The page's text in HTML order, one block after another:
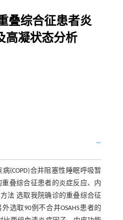
叠综合征患者炎
高凝状态分析
(COPD)合并阻塞性睡眠呼吸暂
重叠综合征患者的炎症反应、内
法 选取我院确诊的重叠综合征
选取90例不合并OSAHS患者的